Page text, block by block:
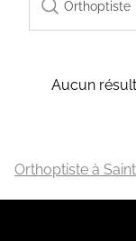
Aucun
Orthoptiste à